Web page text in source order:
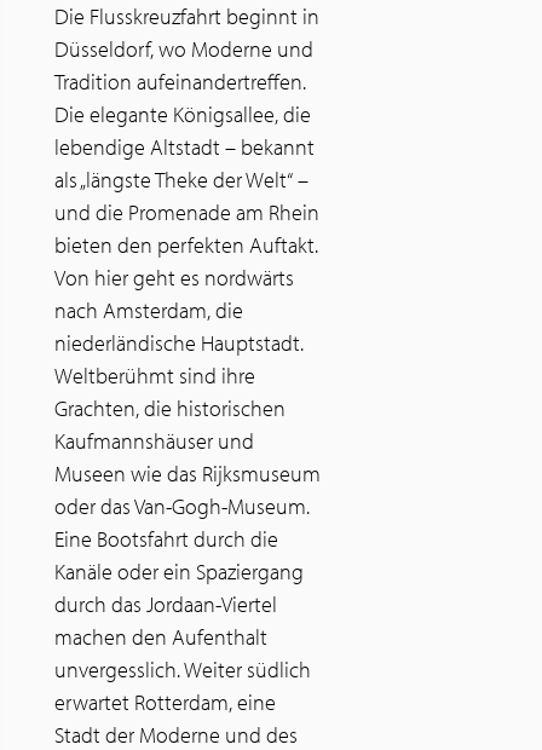
Die Flusskreuzfahrt beginnt in
Düsseldorf, wo Moderne und
Tradition aufeinandertreffen.
Die elegante Königsallee, die
lebendige Altstadt – bekannt
als „längste Theke der Welt“ –
und die Promenade am Rhein
bieten den perfekten Auftakt.
Von hier geht es nordwärts
nach Amsterdam, die
niederländische Hauptstadt.
Weltberühmt sind ihre
Grachten, die historischen
Kaufmannshäuser und
Museen wie das Rijksmuseum
oder das Van-Gogh-Museum.
Eine Bootsfahrt durch die
Kanäle oder ein Spaziergang
durch das Jordaan-Viertel
machen den Aufenthalt
unvergesslich. Weiter südlich
erwartet Rotterdam, eine
Stadt der Moderne und des